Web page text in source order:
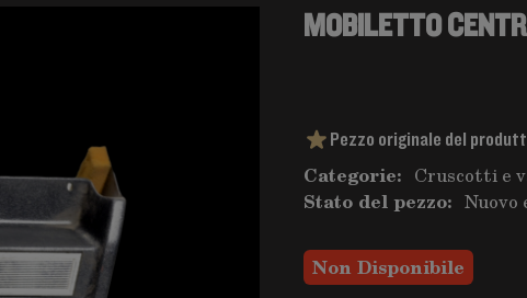
MOBILETTO
Pezzo originale del
Categorie: Cruscotti e
Stato del pezzo: Nuovo
Non Disponibile